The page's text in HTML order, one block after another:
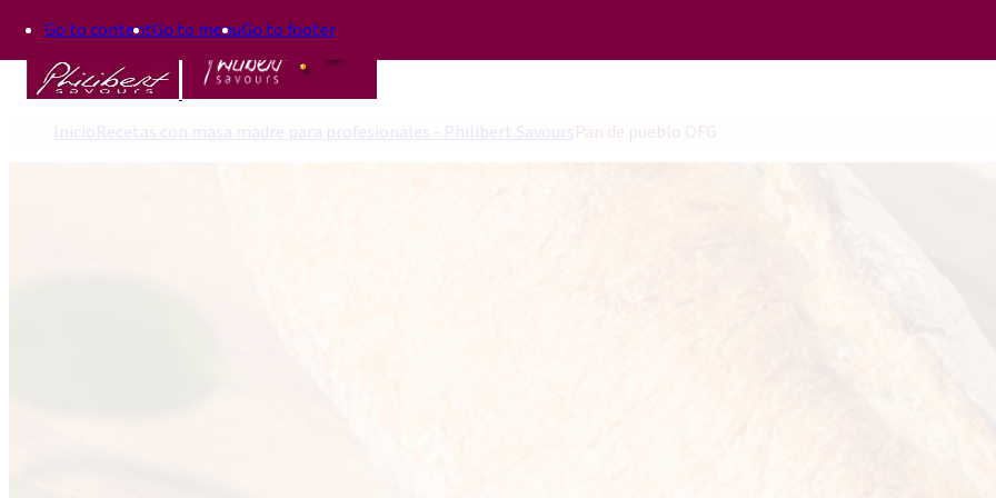
Go to contentGo to menuGo to footer
InicioRecetas con masa madre para profesionales - Philibert SavoursPan de pueblo OFG